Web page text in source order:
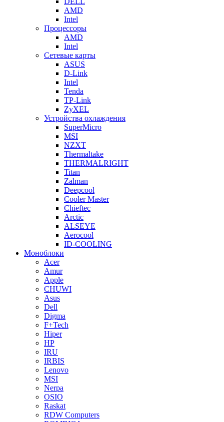
AMD
Intel
Процессоры
AMD
Intel
Сетевые карты
ASUS
D-Link
Intel
Tenda
TP-Link
ZyXEL
Устройства охлаждения
SuperMicro
MSI
NZXT
Thermaltake
THERMALRIGHT
Titan
Zalman
Deepcool
Cooler Master
Chieftec
Arctic
ALSEYE
Aerocool
ID-COOLING
Моноблоки
Acer
Amur
Apple
CHUWI
Asus
Dell
Digma
F+Tech
Hiper
HP
IRU
IRBIS
Lenovo
MSI
Nerpa
OSIO
Raskat
RDW Computers